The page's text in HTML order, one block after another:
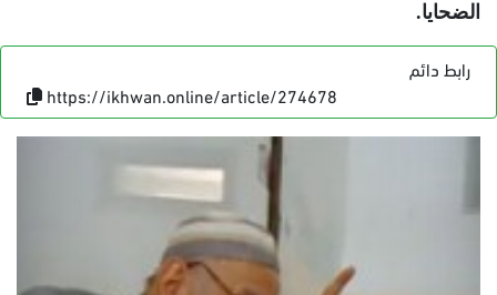
الضحايا.
رابط دائم
https://ikhwan.online/article/274678